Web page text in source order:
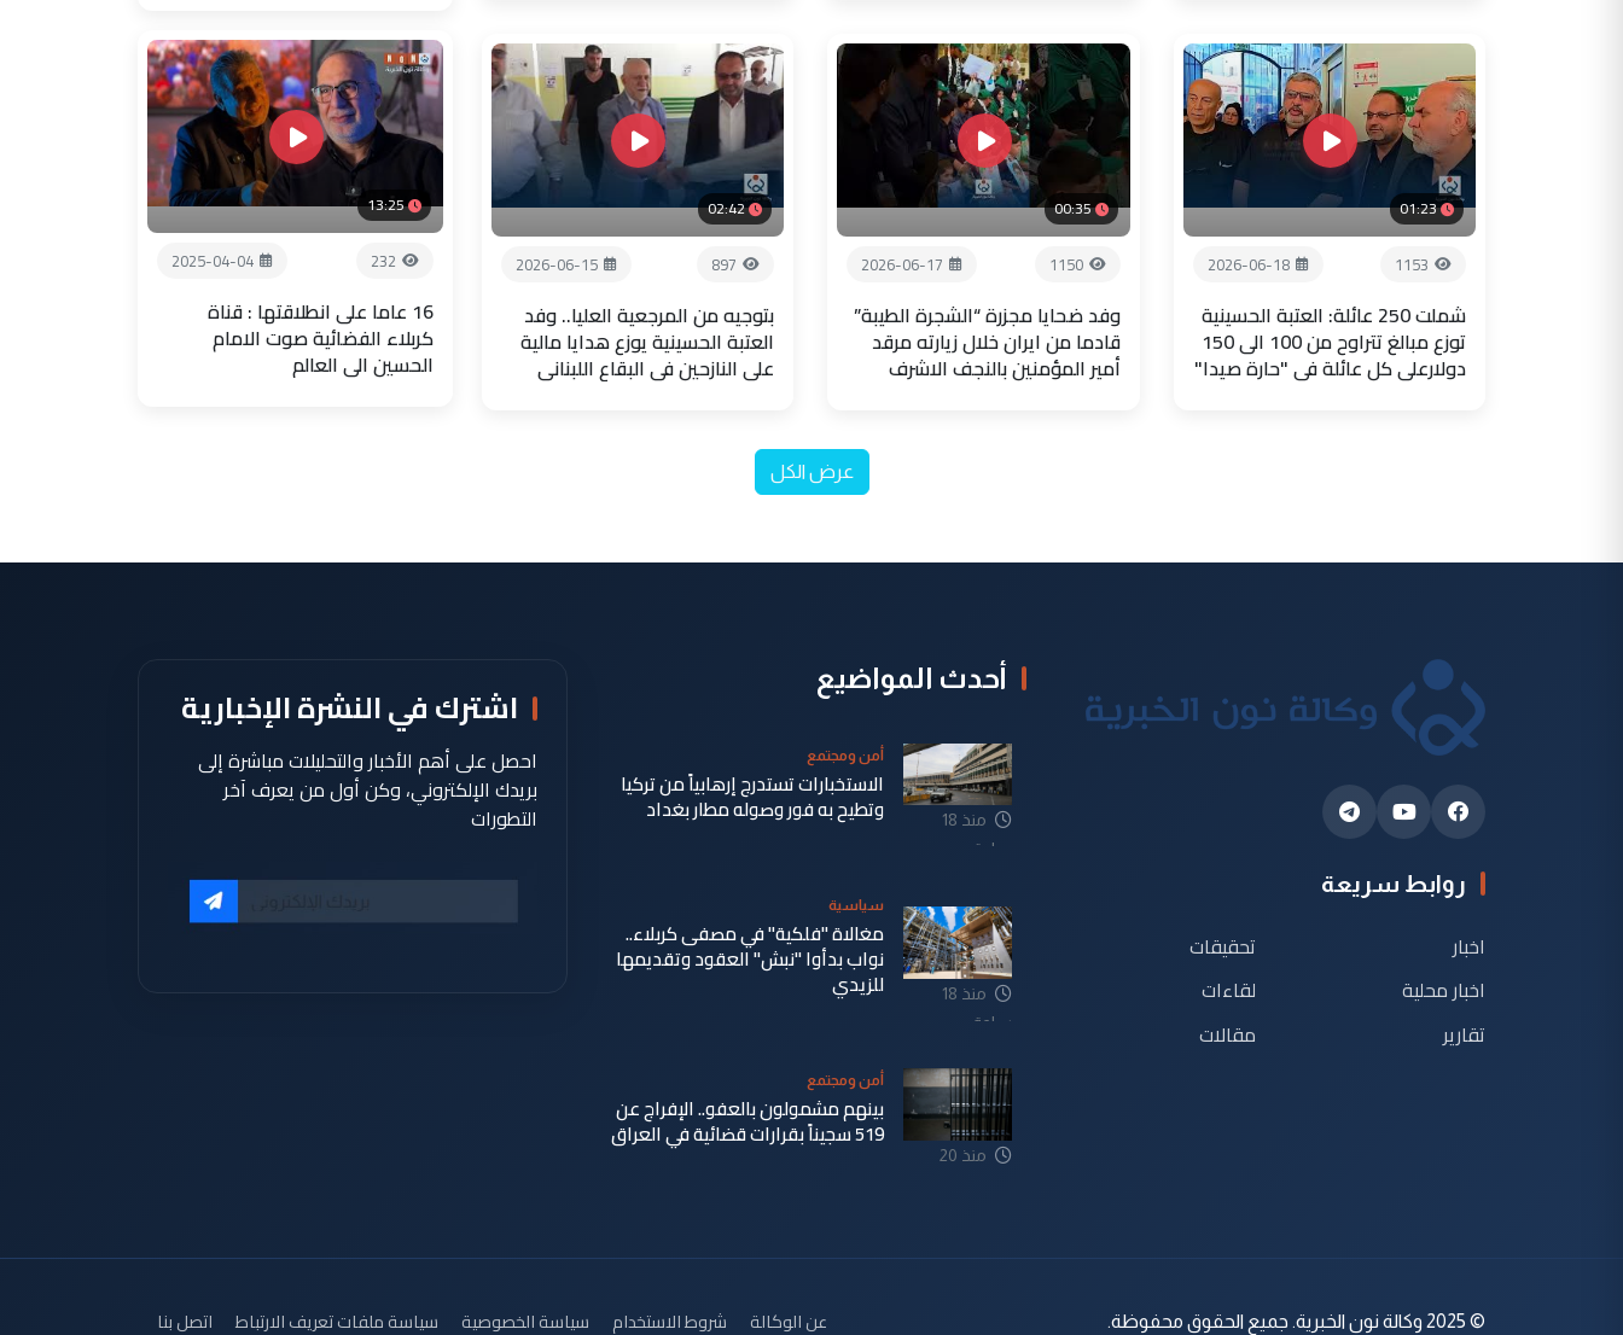
01:23
1153
2026-06-18
شملت 250 عائلة: العتبة الحسينية
توزع مبالغ تتراوح من 100 الى 150
دولارعلى كل عائلة في "حارة صيدا"
00:35
1150
2026-06-17
وفد ضحايا مجزرة “الشجرة الطيبة”
قادما من ايران خلال زيارته مرقد
أمير المؤمنين بالنجف الاشرف
02:42
897
2026-06-15
بتوجيه من المرجعية العليا.. وفد
العتبة الحسينية يوزع هدايا مالية
على النازحين في البقاع اللبناني
13:25
232
2025-04-04
16 عاما على انطلاقتها : قناة
كربلاء الفضائية صوت الامام
الحسين الى العالم
عرض الكل
روابط سريعة
اخبار
اخبار محلية
تقارير
تحقيقات
لقاءات
مقالات
أحدث المواضيع
منذ 18
ساعة
أمن ومجتمع
الاستخبارات تستدرج إرهابياً من تركيا
وتطيح به فور وصوله مطار بغداد
منذ 18
ساعة
سياسية
مغالاة "فلكية" في مصفى كربلاء..
نواب بدأوا "نبش" العقود وتقديمها
للزيدي
منذ 20
أمن ومجتمع
بينهم مشمولون بالعفو.. الإفراج عن
519 سجيناً بقرارات قضائية في العراق
اشترك في النشرة الإخبارية
احصل على أهم الأخبار والتحليلات مباشرة إلى
بريدك الإلكتروني، وكن أول من يعرف آخر
التطورات
© 2025 وكالة نون الخبرية. جميع الحقوق محفوظة. عن الوكالة شروط الاستخدام سياسة الخصوصية سياسة ملفات تعريف الارتباط اتصل بنا